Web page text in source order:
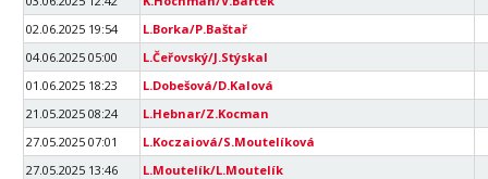
02.06.2025 19:54
L.Borka/P.Baštař
04.06.2025 05:00
L.Čeřovský/J.Stýskal
01.06.2025 18:23
L.Dobešová/D.Kalová
21.05.2025 08:24
L.Hebnar/Z.Kocman
27.05.2025 07:01
L.Koczaiová/S.Moutelíková
27.05.2025 13:46
L.Moutelík/L.Moutelík